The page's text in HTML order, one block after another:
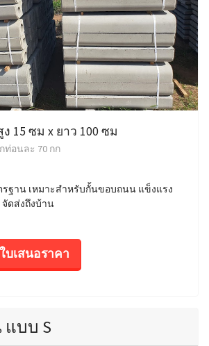
15 ซม x ยาว 100 ซม
ท่อนละ 70 กก
ฐาน เหมาะสำหรับกั้นขอบถนน แข็งแรง
ดส่งถึงบ้าน
เสนอราคา
บบ S